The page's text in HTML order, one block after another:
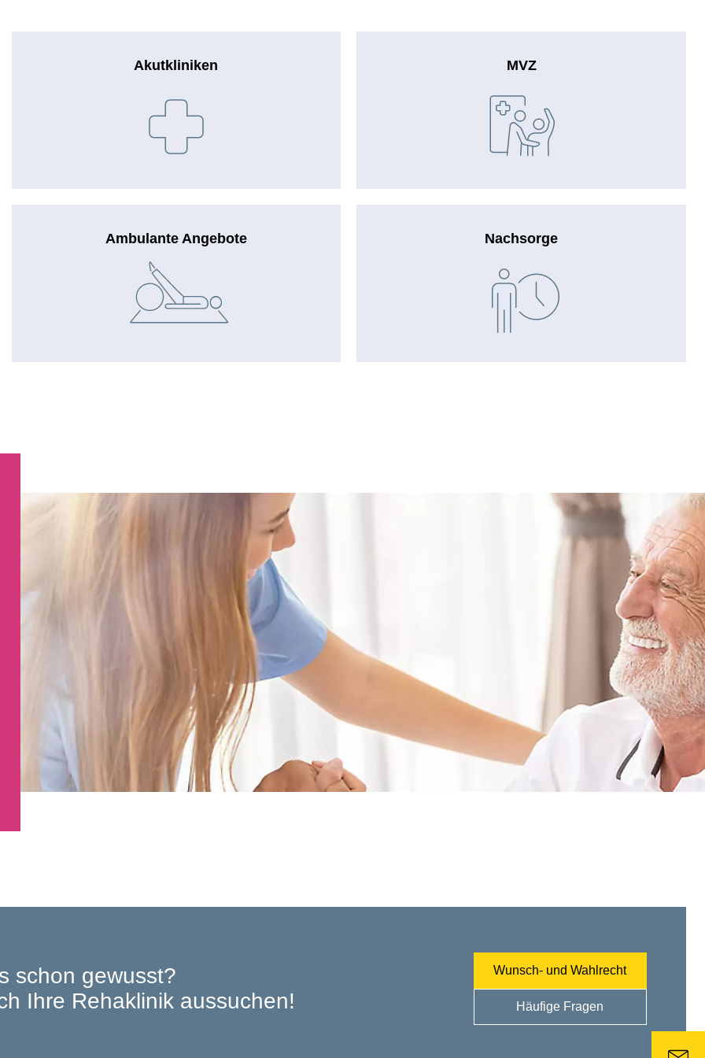
Akutkliniken MVZ
Ambulante Angebote Nachsorge
schon gewusst?
Ihre Rehaklinik aussuchen!
Wunsch- und Wahlrecht
Häufige Fragen